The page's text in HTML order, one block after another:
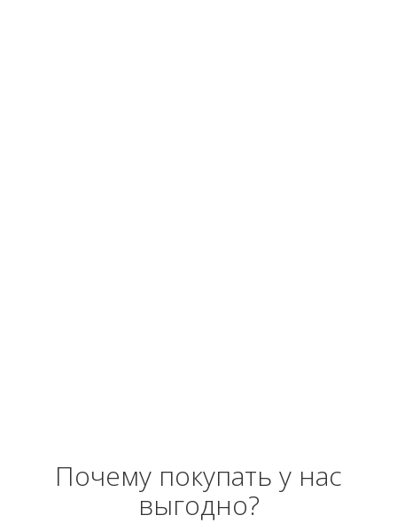
Почему покупать у нас
выгодно?